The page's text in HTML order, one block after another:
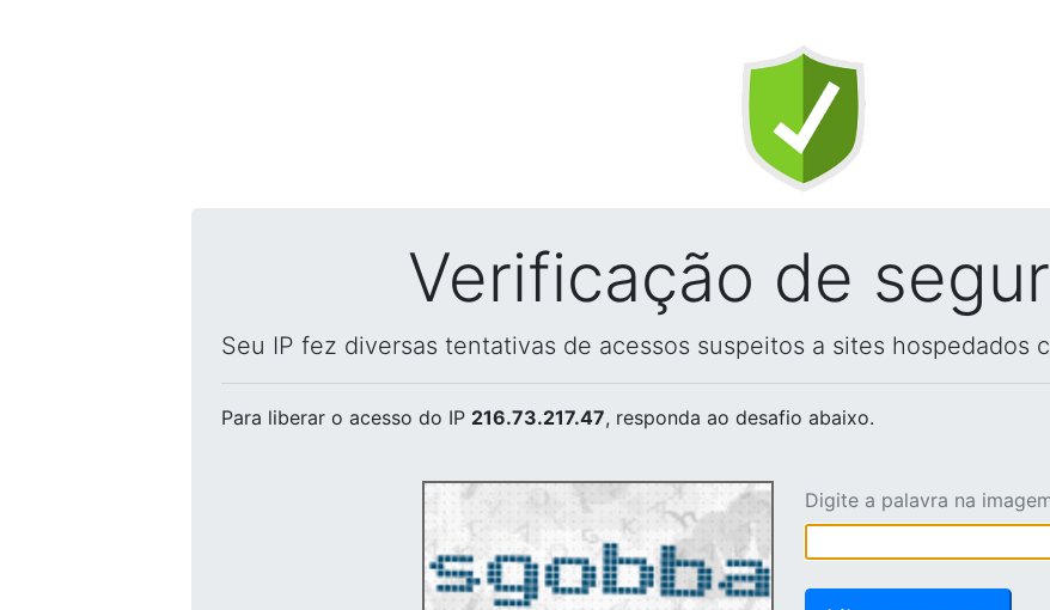
Verificação de
Seu IP fez diversas tentativas de acessos suspeitos a sites hospedados
Para liberar o acesso do IP 216.73.217.47, responda ao desafio abaixo.
Digite a palavra na